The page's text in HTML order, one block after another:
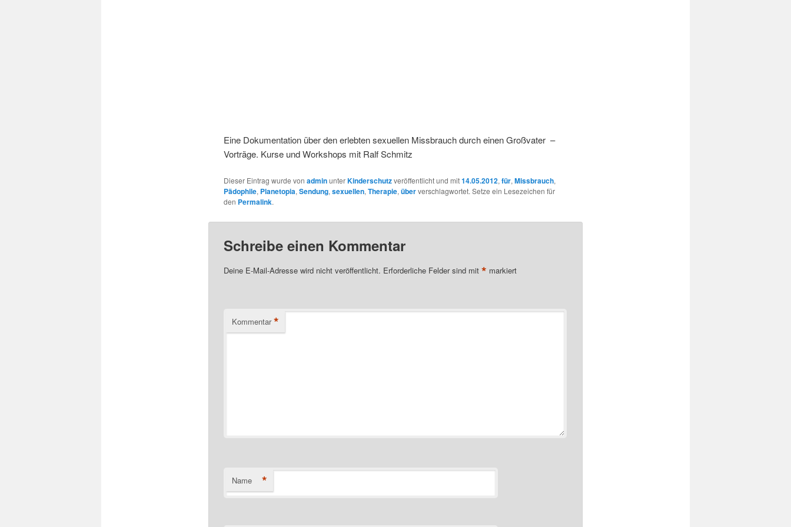
Eine Dokumentation über den erlebten sexuellen Missbrauch durch einen Großvater –
Vorträge. Kurse und Workshops mit Ralf Schmitz
Dieser Eintrag wurde von adminunterKinderschutzveröffentlicht und mit14.05.2012,für,Missbrauch,
Pädophile, Planetopia,Sendung,sexuellen,Therapie,überverschlagwortet. Setze ein Lesezeichen für
den Permalink.
Schreibe einen Kommentar
Deine E-Mail-Adresse wird nicht veröffentlicht. Erforderliche Felder sind mit * markiert
Kommentar *
Name *